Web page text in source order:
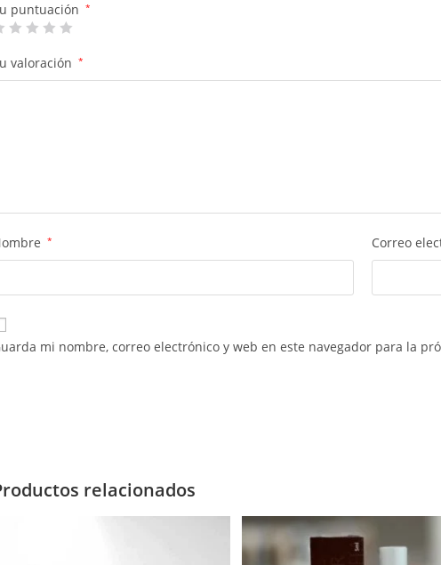
puntuación *
valoración *
* Correo
mi nombre, correo electrónico y web en este navegador para la
relacionados